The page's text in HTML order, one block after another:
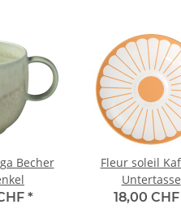
Becher
*
Fleur soleil
Untertasse
18,00 CHF